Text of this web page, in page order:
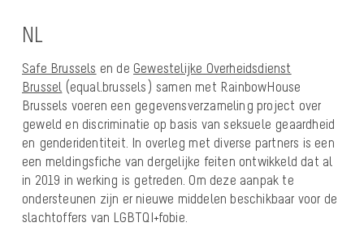
NL
Safe Brussels en de Gewestelijke Overheidsdienst
Brussel (equal.brussels) samen met RainbowHouse
Brussels voeren een gegevensverzameling project over
geweld en discriminatie op basis van seksuele geaardheid
en genderidentiteit. In overleg met diverse partners is een
een meldingsfiche van dergelijke feiten ontwikkeld dat al
in 2019 in werking is getreden. Om deze aanpak te
ondersteunen zijn er nieuwe middelen beschikbaar voor de
slachtoffers van LGBTQI+fobie.